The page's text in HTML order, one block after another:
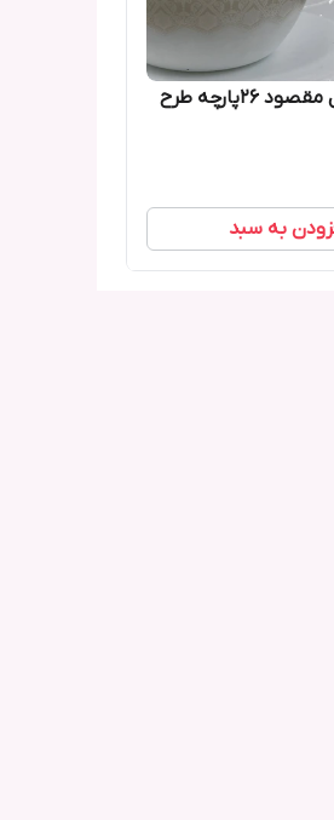
سرویس ارکوپال مقصود 26پارچه طرح
به سبد